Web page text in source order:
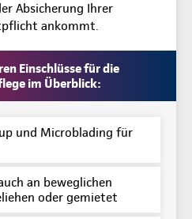
Absicherung Ihrer
ankommt.
Einschlüsse für die
im Überblick:
und Microblading für
an beweglichen
oder gemietet